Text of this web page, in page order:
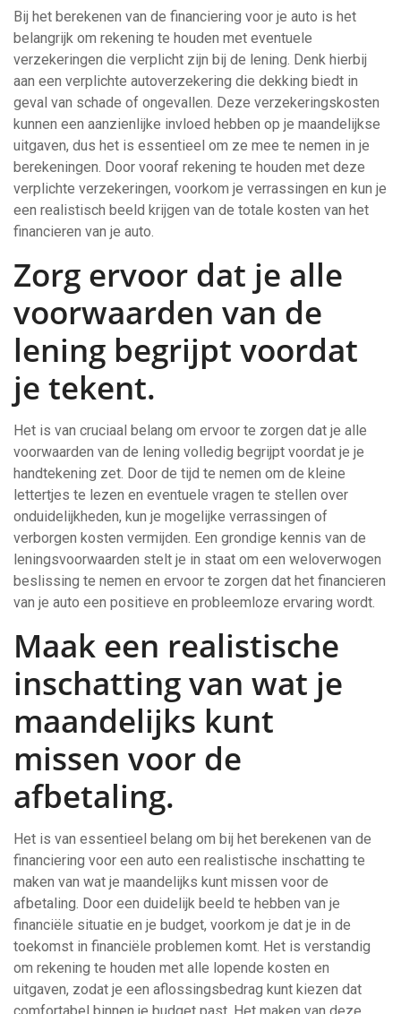
Bij het berekenen van de financiering voor je auto is het
belangrijk om rekening te houden met eventuele
verzekeringen die verplicht zijn bij de lening. Denk hierbij
aan een verplichte autoverzekering die dekking biedt in
geval van schade of ongevallen. Deze verzekeringskosten
kunnen een aanzienlijke invloed hebben op je maandelijkse
uitgaven, dus het is essentieel om ze mee te nemen in je
berekeningen. Door vooraf rekening te houden met deze
verplichte verzekeringen, voorkom je verrassingen en kun je
een realistisch beeld krijgen van de totale kosten van het
financieren van je auto.
Zorg ervoor dat je alle
voorwaarden van de
lening begrijpt voordat
je tekent.
Het is van cruciaal belang om ervoor te zorgen dat je alle
voorwaarden van de lening volledig begrijpt voordat je je
handtekening zet. Door de tijd te nemen om de kleine
lettertjes te lezen en eventuele vragen te stellen over
onduidelijkheden, kun je mogelijke verrassingen of
verborgen kosten vermijden. Een grondige kennis van de
leningsvoorwaarden stelt je in staat om een weloverwogen
beslissing te nemen en ervoor te zorgen dat het financieren
van je auto een positieve en probleemloze ervaring wordt.
Maak een realistische
inschatting van wat je
maandelijks kunt
missen voor de
afbetaling.
Het is van essentieel belang om bij het berekenen van de
financiering voor een auto een realistische inschatting te
maken van wat je maandelijks kunt missen voor de
afbetaling. Door een duidelijk beeld te hebben van je
financiële situatie en je budget, voorkom je dat je in de
toekomst in financiële problemen komt. Het is verstandig
om rekening te houden met alle lopende kosten en
uitgaven, zodat je een aflossingsbedrag kunt kiezen dat